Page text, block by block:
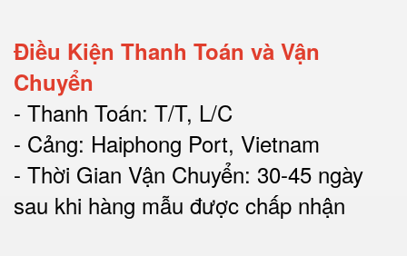
Điều Kiện Thanh Toán và Vận
Chuyển
- Thanh Toán: T/T, L/C
- Cảng: Haiphong Port, Vietnam
- Thời Gian Vận Chuyển: 30-45 ngày
sau khi hàng mẫu được chấp nhận